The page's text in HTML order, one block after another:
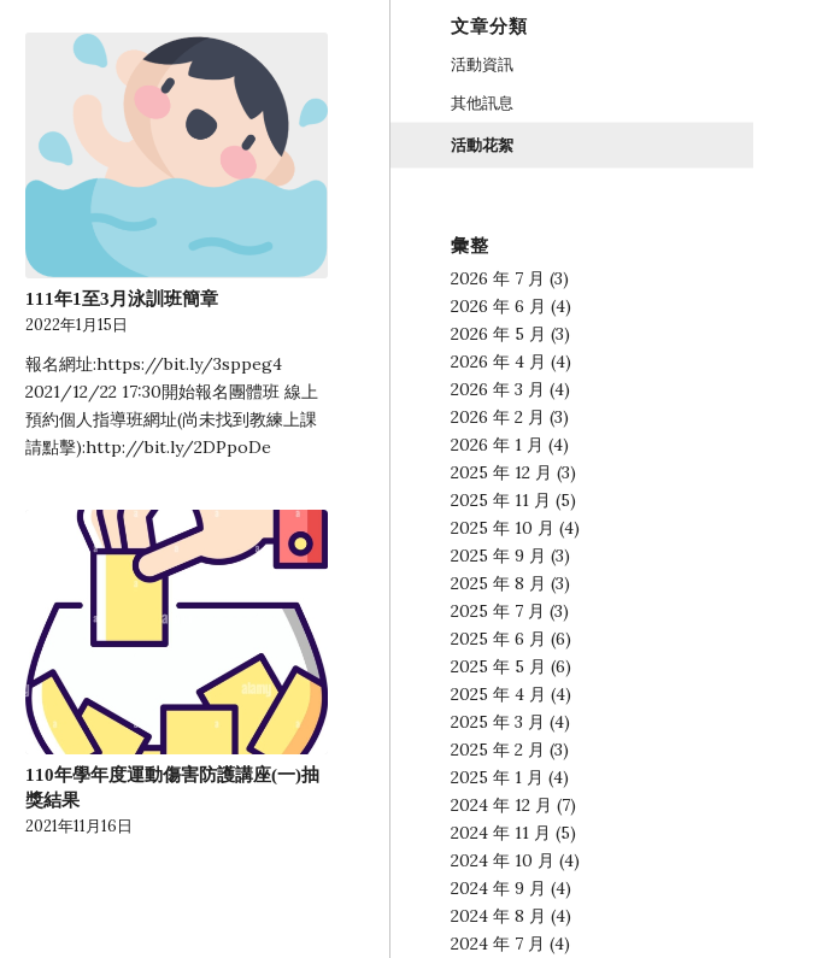
111年1至3月泳訓班簡章
2022年1月15日
報名網址:https://bit.ly/3sppeg4
2021/12/22 17:30開始報名團體班 線上
預約個人指導班網址(尚未找到教練上課
請點擊):http://bit.ly/2DPpoDe
110年學年度運動傷害防護講座(一)抽
獎結果
2021年11月16日
文章分類
活動資訊
其他訊息
活動花絮
彙整
2026 年 7 月 (3)
2026 年 6 月 (4)
2026 年 5 月 (3)
2026 年 4 月 (4)
2026 年 3 月 (4)
2026 年 2 月 (3)
2026 年 1 月 (4)
2025 年 12 月 (3)
2025 年 11 月 (5)
2025 年 10 月 (4)
2025 年 9 月 (3)
2025 年 8 月 (3)
2025 年 7 月 (3)
2025 年 6 月 (6)
2025 年 5 月 (6)
2025 年 4 月 (4)
2025 年 3 月 (4)
2025 年 2 月 (3)
2025 年 1 月 (4)
2024 年 12 月 (7)
2024 年 11 月 (5)
2024 年 10 月 (4)
2024 年 9 月 (4)
2024 年 8 月 (4)
2024 年 7 月 (4)